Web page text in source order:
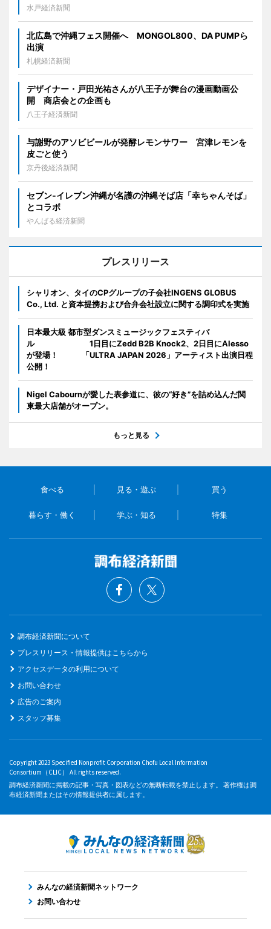
水戸経済新聞
北広島で沖縄フェス開催へ MONGOL800、DA PUMPら
出演
札幌経済新聞
デザイナー・戸田光祐さんが八王子が舞台の漫画動画公
開 商店会との企画も
八王子経済新聞
与謝野のアソビビールが発酵レモンサワー 宮津レモンを
皮ごと使う
京丹後経済新聞
セブン‐イレブン沖縄が名護の沖縄そば店「幸ちゃんそば」
とコラボ
やんばる経済新聞
プレスリリース
シャリオン、タイのCPグループの子会社INGENS GLOBUS
Co., Ltd. と資本提携および合弁会社設立に関する調印式を実施
日本最大級 都市型ダンスミュージックフェスティバ
ル 1日目にZedd B2B Knock2、2日目にAlesso
が登場！ 「ULTRA JAPAN 2026」アーティスト出演日程
公開！
Nigel Cabournが愛した表参道に、彼の“好き”を詰め込んだ関
東最大店舗がオープン。
もっと見る
食べる 見る・遊ぶ 買う
暮らす・働く 学ぶ・知る 特集
調布経済新聞について
プレスリリース・情報提供はこちらから
アクセスデータの利用について
お問い合わせ
広告のご案内
スタッフ募集
Copyright 2023 Specified Nonprofit Corporation Chofu Local Information
Consortium（CLIC） All rights reserved.
調布経済新聞に掲載の記事・写真・図表などの無断転載を禁止します。 著作権は調
布経済新聞またはその情報提供者に属します。
みんなの経済新聞ネットワーク
お問い合わせ